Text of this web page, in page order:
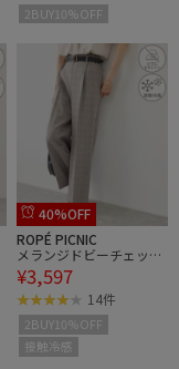
2BUY10%OFF
40%OFF
ROPÉ PICNIC
メランジドビーチェック
パンツ/セットアップ対
応・防シワ・接触冷感
¥3,597
14件
2BUY10%OFF
接触冷感